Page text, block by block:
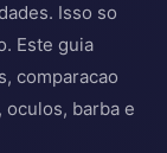
Isso so
Este guia
comparacao
barba e